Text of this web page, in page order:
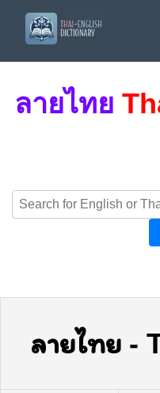
ลายไทย
ลายไทย -